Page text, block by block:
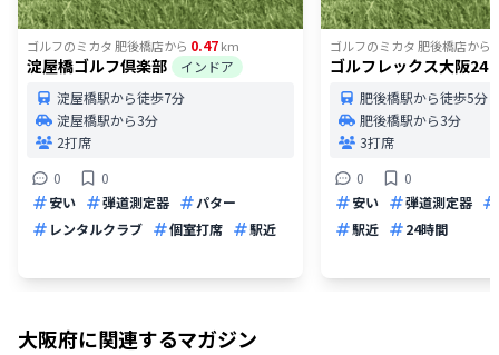
ゴルフのミカタ 肥後橋店から 0.47km
淀屋橋ゴルフ倶楽部
インドア
淀屋橋駅から徒歩7分
淀屋橋駅から3分
2打席
0
0
安い
弾道測定器
パター
レンタルクラブ
個室打席 駅近
ゴルフのミカタ 肥後橋店から
ゴルフレックス大阪24
肥後橋駅から徒歩5分
肥後橋駅から3分
3打席
0
0
安い
弾道測定器
駅近
24時間
大阪府に関連するマガジン